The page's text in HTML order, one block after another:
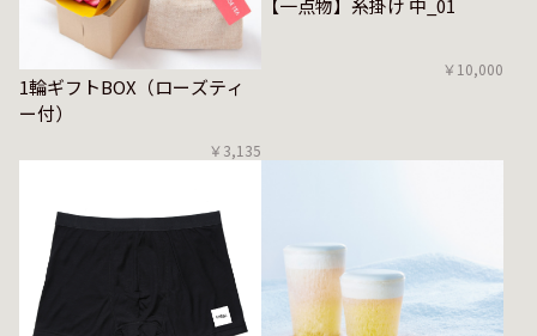
1輪ギフトBOX（ローズティ
ー付）
￥3,135
【一点物】糸掛け 中_01
￥10,000